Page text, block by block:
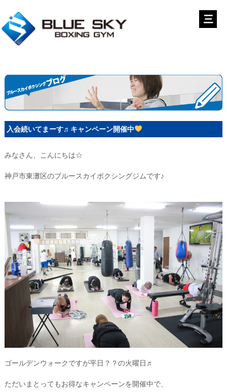
入会続いてまーす♬キャンペーン開催中
みなさん、こんにちは☆
神戸市東灘区のブルースカイボクシングジムです♪
ゴールデンウォークですが平日？？の火曜日♬
ただいまとってもお得なキャンペーンを開催中で、